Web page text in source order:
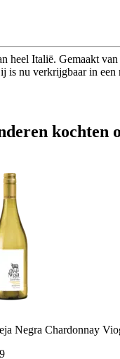
heel Italië. Gemaakt
is nu verkrijgbaar in
kochten
Negra Chardonnay